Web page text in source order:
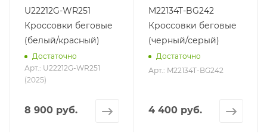
U22212G-WR251
Кроссовки беговые
(белый/красный)
Достаточно
Арт.: U22212G-WR251
(2025)
8 900 руб.
M22134T-BG242
Кроссовки беговые
(черный/серый)
Достаточно
Арт.: M22134T-BG242
4 400 руб.